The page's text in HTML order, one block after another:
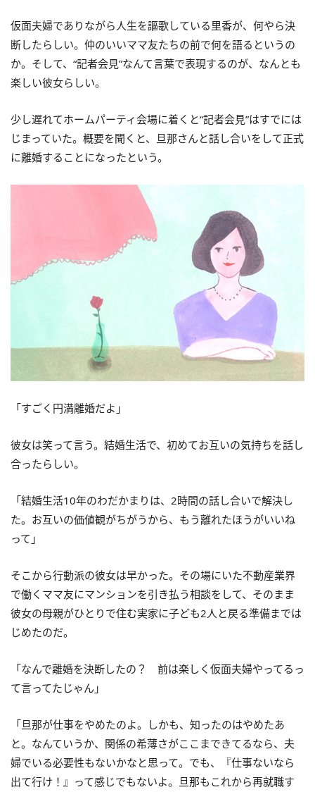
仮面夫婦でありながら人生を謳歌している里香が、何やら決
断したらしい。仲のいいママ友たちの前で何を語るというの
か。そして、“記者会見”なんて言葉で表現するのが、なんとも
楽しい彼女らしい。
少し遅れてホームパーティ会場に着くと“記者会見”はすでには
じまっていた。概要を聞くと、旦那さんと話し合いをして正式
に離婚することになったという。
「すごく円満離婚だよ」
彼女は笑って言う。結婚生活で、初めてお互いの気持ちを話し
合ったらしい。
「結婚生活10年のわだかまりは、2時間の話し合いで解決し
た。お互いの価値観がちがうから、もう離れたほうがいいね
って」
そこから行動派の彼女は早かった。その場にいた不動産業界
で働くママ友にマンションを引き払う相談をして、そのまま
彼女の母親がひとりで住む実家に子ども2人と戻る準備までは
じめたのだ。
「なんで離婚を決断したの？ 前は楽しく仮面夫婦やってるっ
て言ってたじゃん」
「旦那が仕事をやめたのよ。しかも、知ったのはやめたあ
と。なんていうか、関係の希薄さがここまできてるなら、夫
婦でいる必要性もないかなと思って。でも、『仕事ないなら
出て行け！』って感じでもないよ。旦那もこれから再就職す